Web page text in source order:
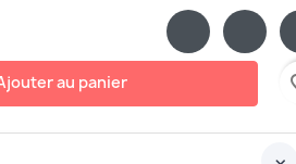
au panier